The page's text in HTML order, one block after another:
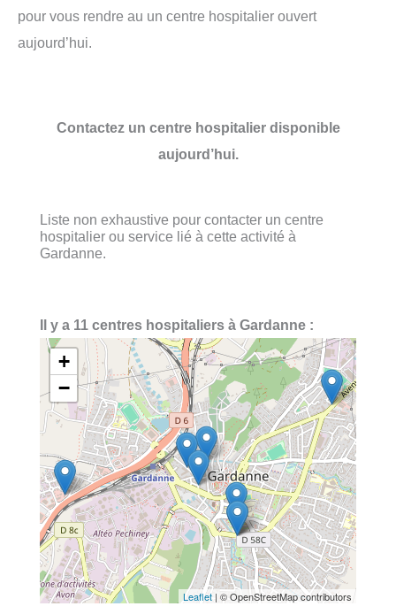
pour vous rendre au un centre hospitalier ouvert
aujourd’hui.
Contactez un centre hospitalier disponible
aujourd’hui.
Liste non exhaustive pour contacter un centre
hospitalier ou service lié à cette activité à
Gardanne.
Il y a 11 centres hospitaliers à Gardanne :
+
−
Leaflet | © OpenStreetMap contributors